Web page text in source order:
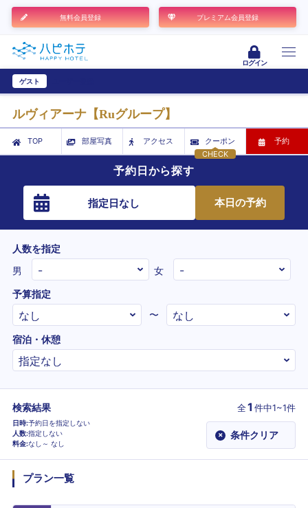
無料会員登録 プレミアム会員登録
ログイン
ゲスト
ルヴィアーナ【Ruグループ】
TOP 部屋写真
アクセス
CHECK
クーポン 予約
予約日から探す
指定日なし 本日の予約
人数を指定
男
女
予算指定
〜
宿泊・休憩
検索結果 全1 件中1~1件
日時 予約日を指定しない
人数 指定しない
料金 なし～ なし
× 条件クリア
プラン一覧